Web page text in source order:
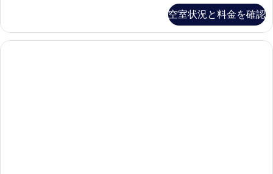
ビ
ュ
ー
ビ
ュ
シ
ン
ス
ス
イ
空室状況と料金を確認